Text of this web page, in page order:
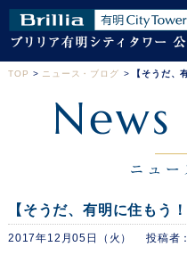
TOP > ニュース・ブログ > 【そうだ
【そうだ、有明に住もう
2017年12月05日（火）